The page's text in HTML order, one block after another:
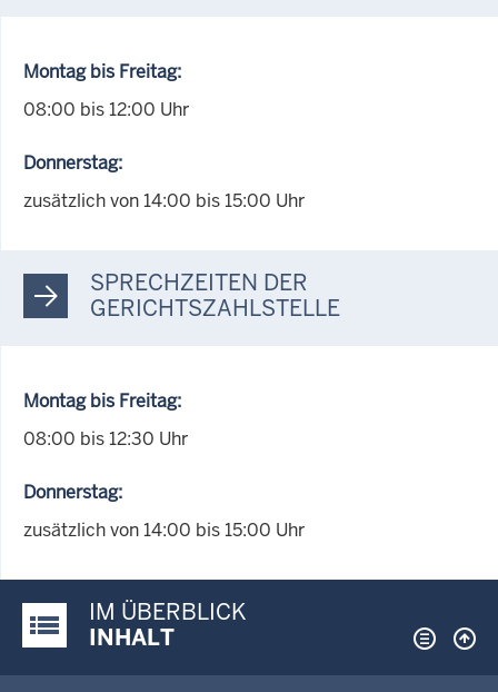
Montag bis Freitag:
08:00 bis 12:00 Uhr
Donnerstag:
zusätzlich von 14:00 bis 15:00 Uhr
SPRECHZEITEN DER
GERICHTSZAHLSTELLE
Montag bis Freitag:
08:00 bis 12:30 Uhr
Donnerstag:
zusätzlich von 14:00 bis 15:00 Uhr
Justiz-Portal im Überblick:
IM ÜBERBLICK
INHALT